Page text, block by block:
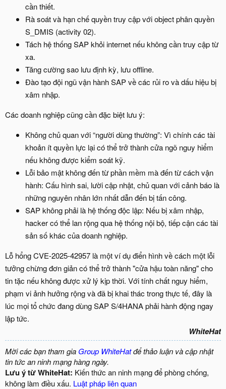
cần thiết.
Rà soát và hạn chế quyền truy cập với object phân quyền
S_DMIS (activity 02).
Tách hệ thống SAP khỏi internet nếu không cần truy cập từ
xa.
Tăng cường sao lưu định kỳ, lưu offline.
Đào tạo đội ngũ vận hành SAP về các rủi ro và dấu hiệu bị
xâm nhập.
Các doanh nghiệp cũng cần đặc biệt lưu ý:
Không chủ quan với “người dùng thường”: Vì chính các tài
khoản ít quyền lực lại có thể trở thành cửa ngõ nguy hiểm
nếu không được kiểm soát kỹ.
Lỗi bảo mật không đến từ phần mềm mà đến từ cách vận
hành: Cấu hình sai, lười cập nhật, chủ quan với cảnh báo là
những nguyên nhân lớn nhất dẫn đến bị tấn công.
SAP không phải là hệ thống độc lập: Nếu bị xâm nhập,
hacker có thể lan rộng qua hệ thống nội bộ, tiếp cận các tài
sản số khác của doanh nghiệp.
Lỗ hổng CVE-2025-42957 là một ví dụ điển hình về cách một lỗi
tưởng chừng đơn giản có thể trở thành "cửa hậu toàn năng" cho
tin tặc nếu không được xử lý kịp thời. Với tính chất nguy hiểm,
phạm vi ảnh hưởng rộng và đã bị khai thác trong thực tế, đây là
lúc mọi tổ chức đang dùng SAP S/4HANA phải hành động ngay
lập tức.
WhiteHat
Mời các bạn tham gia Group WhiteHatđể thảo luận và cập nhật
tin tức an ninh mạng hàng ngày.
Lưu ý từ WhiteHat: Kiến thức an ninh mạng để phòng chống,
không làm điều xấu. Luật pháp liên quan